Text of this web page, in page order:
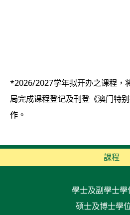
*2026/2027学年拟开办之课程，
局完成课程登记及刊登《澳门特
作。
課程
學士及副學士學
碩士及博士學